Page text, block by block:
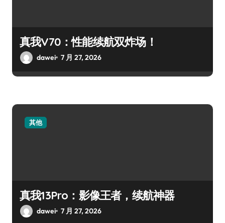
真我V70：性能续航双炸场！
dawei 7 月 27, 2026
其他
真我13Pro：影像王者，续航神器
dawei 7 月 27, 2026